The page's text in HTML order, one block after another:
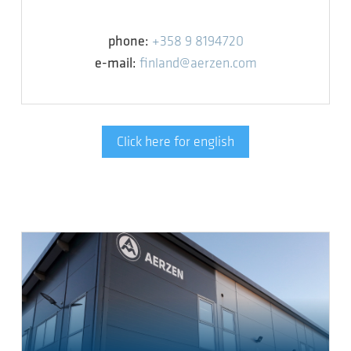
phone: +358 9 8194720
e-mail: finland@aerzen.com
Click here for english